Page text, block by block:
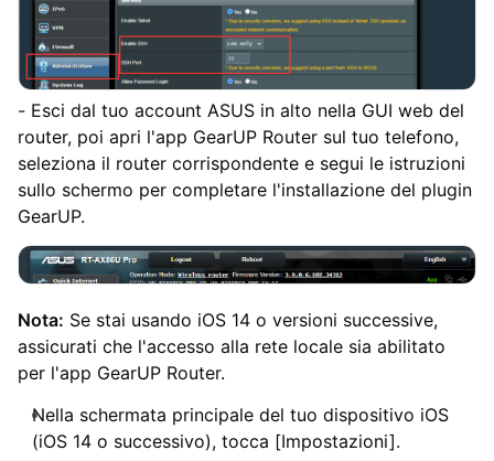
- Esci dal tuo account ASUS in alto nella GUI web del
router, poi apri l'app GearUP Router sul tuo telefono,
seleziona il router corrispondente e segui le istruzioni
sullo schermo per completare l'installazione del plugin
GearUP.
Nota: Se stai usando iOS 14 o versioni successive,
assicurati che l'accesso alla rete locale sia abilitato
per l'app GearUP Router.
Nella schermata principale del tuo dispositivo iOS
(iOS 14 o successivo), tocca [Impostazioni].